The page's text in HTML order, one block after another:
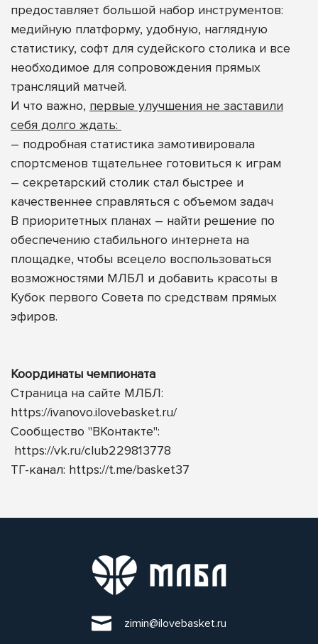
предоставляет большой набор инструментов:
медийную платформу, удобную, наглядную
статистику, софт для судейского столика и все
необходимое для сопровождения прямых
трансляций матчей.
И что важно, первые улучшения не заставили
себя долго ждать:
– подробная статистика замотивировала
спортсменов тщательнее готовиться к играм
– секретарский столик стал быстрее и
качественнее справляться с объемом задач
В приоритетных планах – найти решение по
обеспечению стабильного интернета на
площадке, чтобы всецело воспользоваться
возможностями МЛБЛ и добавить красоты в
Кубок первого Совета по средствам прямых
эфиров.
Координаты чемпионата
Страница на сайте МЛБЛ:
https://ivanovo.ilovebasket.ru/
Сообщество "ВКонтакте":
https://vk.ru/club229813778
ТГ-канал: https://t.me/basket37
zimin@ilovebasket.ru